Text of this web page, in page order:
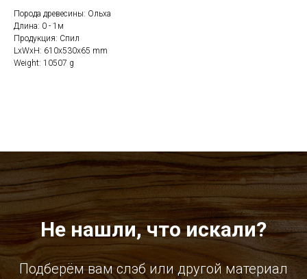
Порода древесины: Ольха
Длина: 0 - 1м
Продукция: Спил
LxWxH: 610x530x65 mm
Weight: 10507 g
Не нашли, что искали?
Подберём вам слэб или другой материал